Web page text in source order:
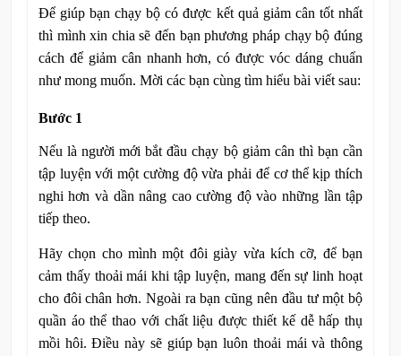
Để giúp bạn chạy bộ có được kết quả giảm cân tốt nhất
thì mình xin chia sẽ đến bạn phương pháp chạy bộ đúng
cách để giảm cân nhanh hơn, có được vóc dáng chuẩn
như mong muốn. Mời các bạn cùng tìm hiểu bài viết sau:
Bước 1
Nếu là người mới bắt đầu chạy bộ giảm cân thì bạn cần
tập luyện với một cường độ vừa phải để cơ thể kịp thích
nghi hơn và dần nâng cao cường độ vào những lần tập
tiếp theo.
Hãy chọn cho mình một đôi giày vừa kích cỡ, để bạn
cảm thấy thoải mái khi tập luyện, mang đến sự linh hoạt
cho đôi chân hơn. Ngoài ra bạn cũng nên đầu tư một bộ
quần áo thể thao với chất liệu được thiết kế dễ hấp thụ
mồi hôi. Điều này sẽ giúp bạn luôn thoải mái và thông